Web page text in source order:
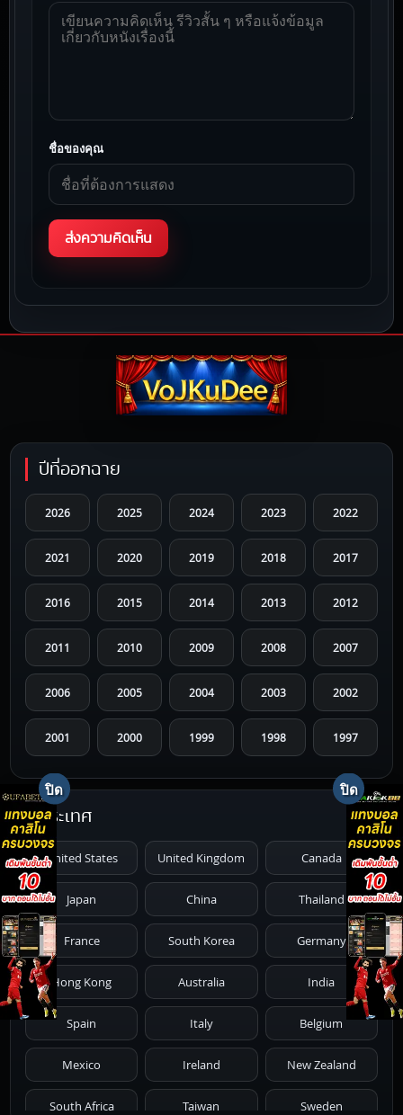
ชื่อของคุณ
ปีที่ออกฉาย
2026 2025 2024 2023 2022
2021 2020 2019 2018 2017
2016 2015 2014 2013 2012
2011 2010 2009 2008 2007
2006 2005 2004 2003 2002
2001 2000 1999 1998 1997
1996 1995 1994 1993 1992
1991 1987
1986 1985 1984 1983 1982
1981 1980 1979 1978 1977
1976 1975 1974 1973 1972
1971 1970 1969 1968 1967
1966 1965 1964 1963 1962
1959 1955
ประเทศ
United States United Kingdom Canada
Japan China Thailand
France South Korea Germany
Hong Kong Australia India
Spain Italy Belgium
Mexico Ireland New Zealand
South Africa Taiwan Sweden